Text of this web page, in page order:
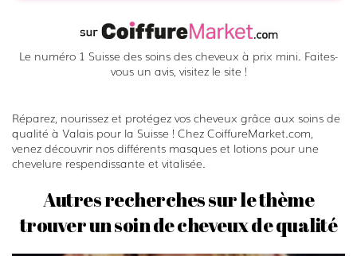
s
e
Le numéro 1 Suisse des soins des cheveux à prix mini. Faites-
vous un avis, visitez le site !
Réparez, nourissez et protégez vos cheveux grâce aux soins de
qualité à Valais pour la Suisse ! Chez CoiffureMarket.com,
venez découvrir nos différents masques et lotions pour une
chevelure respendissante et vitalisée.
Autres recherches sur le thème
trouver un soin de cheveux de qualité